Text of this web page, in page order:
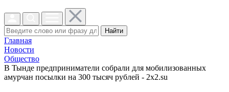
Найти
Главная
Новости
Общество
В Тынде предприниматели собрали для мобилизованных
амурчан посылки на 300 тысяч рублей - 2x2.su